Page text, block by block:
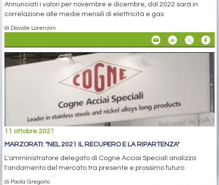
Annunciati i valori per novembre e dicembre, dal 2022 sarà in
correlazione alle medie mensili di elettricità e gas
di Davide Lorenzini
11 ottobre 2021
MARZORATI: "NEL 2021 IL RECUPERO E LA RIPARTENZA"
L'amministratore delegato di Cogne Acciai Speciali analizza
l'andamento del mercato tra presente e prossimo futuro
di Paola Gregorio